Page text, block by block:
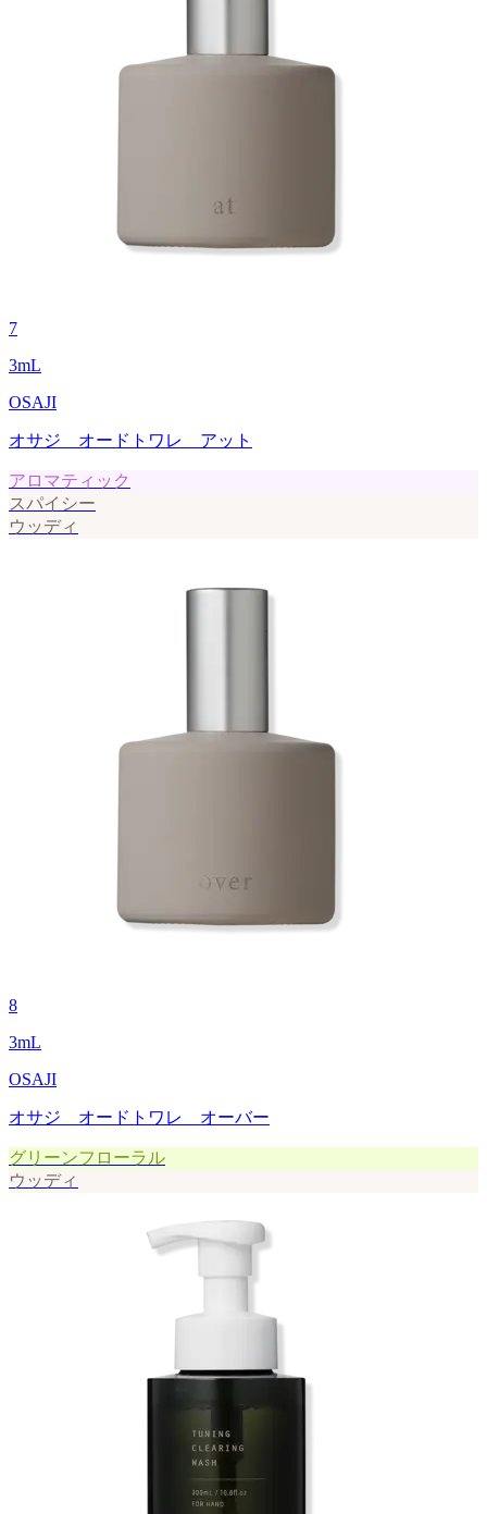
7
3mL
OSAJI
オサジ オードトワレ アット
アロマティック
スパイシー
ウッディ
8
3mL
OSAJI
オサジ オードトワレ オーバー
グリーンフローラル
ウッディ